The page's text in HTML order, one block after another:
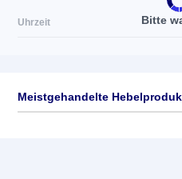
Bitte
Uhrzeit
Meistgehandelte